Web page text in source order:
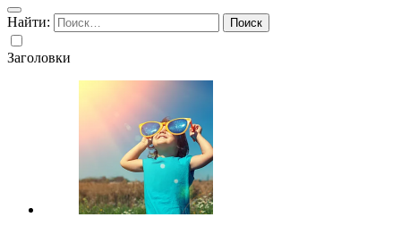
Найти:
Заголовки